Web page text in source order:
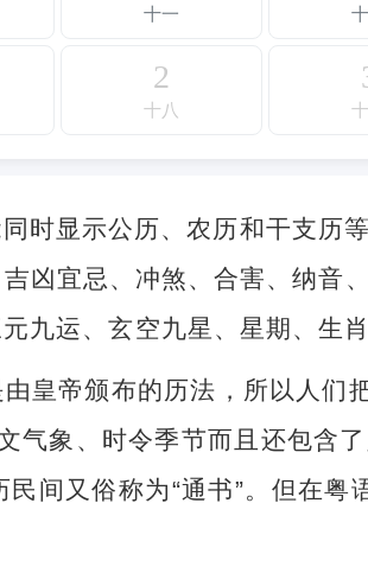
十一
2
十八
时显示公历、农历和干支历
凶宜忌、冲煞、合害、纳音
九运、玄空九星、星期、生肖
皇帝颁布的历法，所以人们
气象、时令季节而且还包含
间又俗称为“通书”。但在粤